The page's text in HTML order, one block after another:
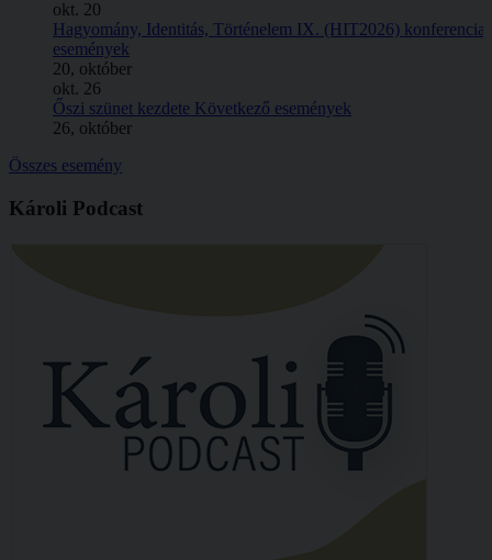
okt. 20
Hagyomány, Identitás, Történelem IX. (HIT2026) konferencia
események
20, október
okt. 26
Őszi szünet kezdete Következő események
26, október
Összes esemény
Károli Podcast